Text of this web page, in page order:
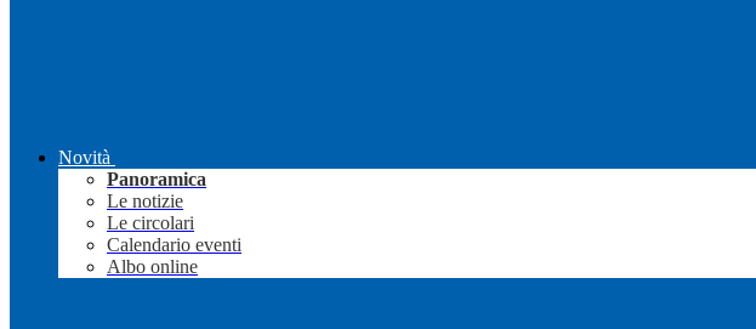
Novità
Panoramica
Le notizie
Le circolari
Calendario eventi
Albo online